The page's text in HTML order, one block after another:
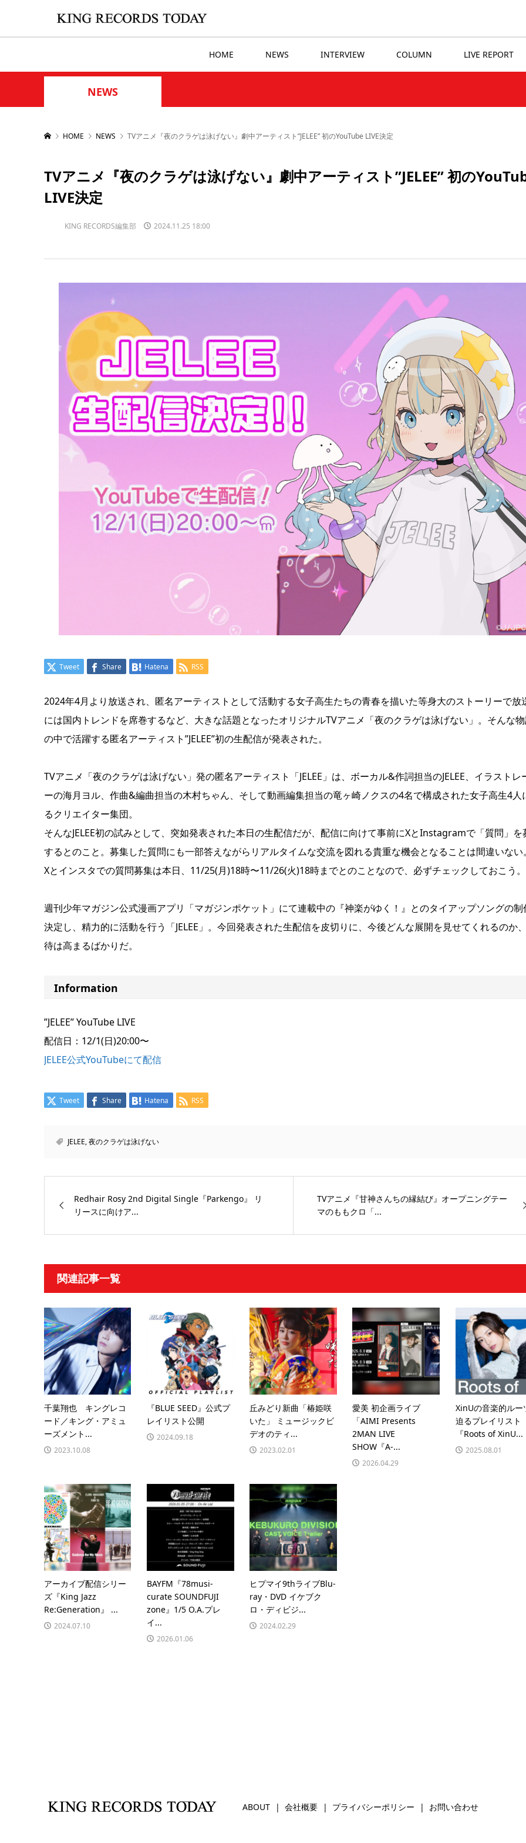
HOME NEWS INTERVIEW COLUMN LIVE REPORT
NEWS
HOME NEWS TVアニメ『夜のクラゲは泳げない』劇中アーティスト”JELEE” 初のYouTube LIVE決定
TVアニメ『夜のクラゲは泳げない』劇中アーティスト”JELEE” 初の
LIVE決定
KING RECORDS編集部 2024.11.25 18:00
Tweet Share Hatena RSS
2024年4月より放送され、匿名アーティストとして活動する女子高生たちの青春を描いた等身大のストーリーで放
には国内トレンドを席巻するなど、大きな話題となったオリジナルTVアニメ「夜のクラゲは泳げない」。そんな
の中で活躍する匿名アーティスト”JELEE”初の生配信が発表された。
TVアニメ「夜のクラゲは泳げない」発の匿名アーティスト「JELEE」は、ボーカル&作詞担当のJELEE、イラストレ
ーの海月ヨル、作曲&編曲担当の木村ちゃん、そして動画編集担当の竜ヶ崎ノクスの4名で構成された女子高生4人
るクリエイター集団。
そんなJELEE初の試みとして、突如発表された本日の生配信だが、配信に向けて事前にXとInstagramで「質問」を
するとのこと。募集した質問にも一部答えながらリアルタイムな交流を図れる貴重な機会となることは間違いない
Xとインスタでの質問募集は本日、11/25(月)18時〜11/26(火)18時までとのことなので、必ずチェックしておこう。
週刊少年マガジン公式漫画アプリ「マガジンポケット」にて連載中の『神楽がゆく！』とのタイアップソングの制
決定し、精力的に活動を行う「JELEE」。今回発表された生配信を皮切りに、今後どんな展開を見せてくれるのか
待は高まるばかりだ。
Information
”JELEE” YouTube LIVE
配信日：12/1(日)20:00〜
JELEE公式YouTubeにて配信
Tweet Share Hatena RSS
JELEE,夜のクラゲは泳げない
Redhair Rosy 2nd Digital Single『Parkengo』 リ
リースに向けア...
TVアニメ『甘神さんちの縁結び』オープニングテー
マのももクロ「...
関連記事一覧
千葉翔也 キングレコ
ード／キング・アミュ
ーズメント...
2023.10.08
『BLUE SEED』公式プ
レイリスト公開
2024.09.18
丘みどり新曲「椿姫咲
いた」 ミュージックビ
デオのティ...
2023.02.01
愛美 初企画ライブ
「AIMI Presents
2MAN LIVE
SHOW『A-...
2026.04.29
XinUの音楽的ルー
迫るプレイリスト
『Roots of XinU...
2025.08.01
アーカイブ配信シリー
ズ『King Jazz
Re:Generation』 ...
2024.07.10
BAYFM『78musi-
curate SOUNDFUJI
zone』1/5 O.A.プレ
イ...
2026.01.06
ヒプマイ9thライブBlu-
ray・DVD イケブク
ロ・ディビジ...
2024.02.29
ABOUT 会社概要 プライバシーポリシー お問い合わせ